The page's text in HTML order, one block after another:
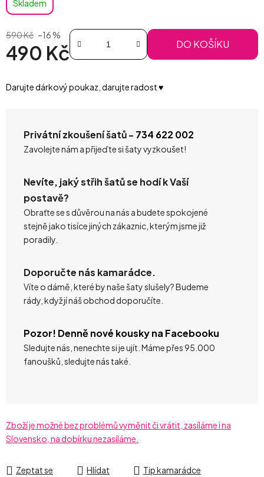
Skladem
590 Kč –16 %
490 Kč DO KOŠÍKU
Darujte dárkový poukaz, darujte radost ♥️
Privátní zkoušení šatů - 734 622 002
Zavolejte nám a přijeďte si šaty vyzkoušet!
Nevíte, jaký střih šatů se hodí k Vaší
postavě?
Obraťte se s důvěrou na nás a budete spokojené
stejně jako tisíce jiných zákaznic, kterým jsme již
poradily.
Doporučte nás kamarádce.
Víte o dámě, které by naše šaty slušely? Budeme
rády, když jí náš obchod doporučíte.
Pozor! Denně nové kousky na Facebooku
Sledujte nás, nenechte si je ujít. Máme přes 95.000
fanoušků, sledujte nás také.
Zboží je možné bez problémů vyměnit či vrátit, zasíláme i na
Slovensko, na dobírku nezasíláme.
Zeptat se Hlídat Tip kamarádce